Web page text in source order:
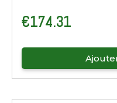
€174.31